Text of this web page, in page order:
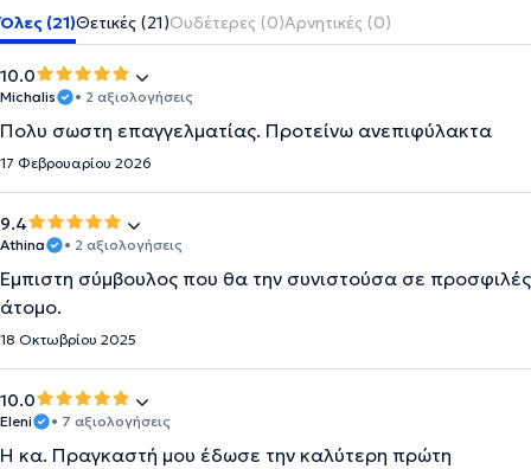
Όλες (21)Θετικές (21)Ουδέτερες (0)Αρνητικές (0)
10.0
Michalis • 2 αξιολογήσεις
Πολυ σωστη επαγγελματίας. Προτείνω ανεπιφύλακτα
17 Φεβρουαρίου 2026
9.4
Athina • 2 αξιολογήσεις
Έμπιστη σύμβουλος που θα την συνιστούσα σε προσφιλές
άτομο.
18 Οκτωβρίου 2025
10.0
Eleni • 7 αξιολογήσεις
Η κα. Πραγκαστή μου έδωσε την καλύτερη πρώτη